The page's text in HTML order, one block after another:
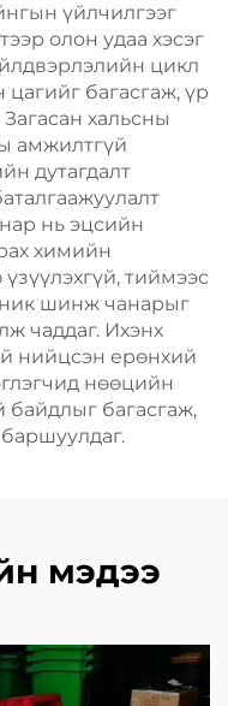
үйлчилгээг
олон удаа хэсэг
цикл
багасгаж, үр
хальсны
амжилтгүй
дутагдалт
нь эцсийн
химийн
тиймээс
шинж чанарыг
чаддаг. Ихэнх
нийцсэн ерөнхий
нөөцийн
байдлыг багасгаж,
мэдээ